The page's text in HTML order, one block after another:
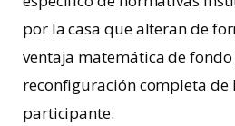
por la casa que alteran de
ventaja matemática de
reconfiguración completa de
participante.